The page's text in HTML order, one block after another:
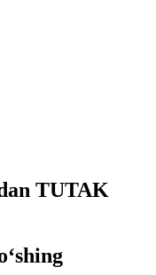
TUTAK